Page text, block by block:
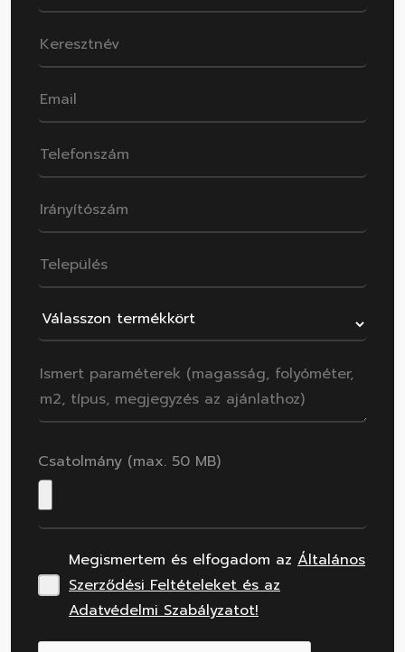
Csatolmány (max. 50 MB)
Megismertem és elfogadom az Általános
Szerződési Feltételeket és az
Adatvédelmi Szabályzatot!